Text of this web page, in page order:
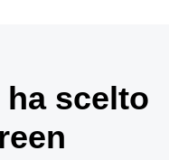
scelto